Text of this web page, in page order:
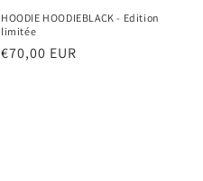
HOODIE HOODIEBLACK - Edition
limitée
Regular
€70,00 EUR